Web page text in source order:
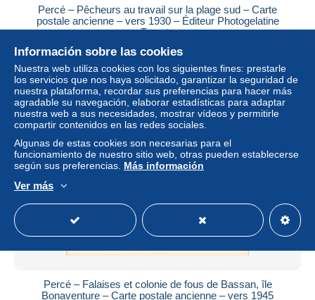
Percé – Pêcheurs au travail sur la plage sud – Carte
postale ancienne – vers 1930 – Éditeur Photogelatine
Toronto
± 5,78 US$
Estatus Privado
Percé – Falaises et colonie de fous de Bassan, île
Bonaventure – Carte postale ancienne – vers 1945
Información sobre las cookies
Nuestra web utiliza cookies con los siguientes fines: prestarle
los servicios que nos haya solicitado, garantizar la seguridad de
nuestra plataforma, recordar sus preferencias para hacer más
agradable su navegación, elaborar estadísticas para adaptar
nuestra web a sus necesidades, mostrar vídeos y permitirle
compartir contenidos en las redes sociales.
Algunas de estas cookies son necesarias para el
funcionamiento de nuestro sitio web, otras pueden establecerse
según sus preferencias. Más información
Ver más